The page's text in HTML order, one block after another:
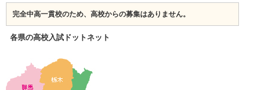
完全中高一貫校のため、高校からの募集はありません。
各県の高校入試ドットネット